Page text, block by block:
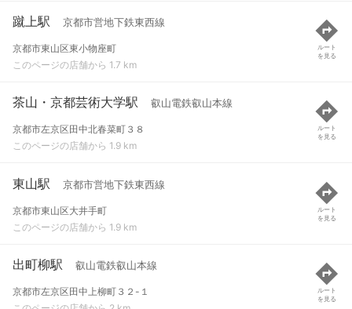
蹴上駅 京都市営地下鉄東西線
京都市東山区東小物座町
このページの店舗から 1.7 km
ルート
を見る
茶山・京都芸術大学駅 叡山電鉄叡山本線
京都市左京区田中北春菜町３８
このページの店舗から 1.9 km
ルート
を見る
東山駅 京都市営地下鉄東西線
京都市東山区大井手町
このページの店舗から 1.9 km
ルート
を見る
出町柳駅 叡山電鉄叡山本線
京都市左京区田中上柳町３２-１
ルート
を見る